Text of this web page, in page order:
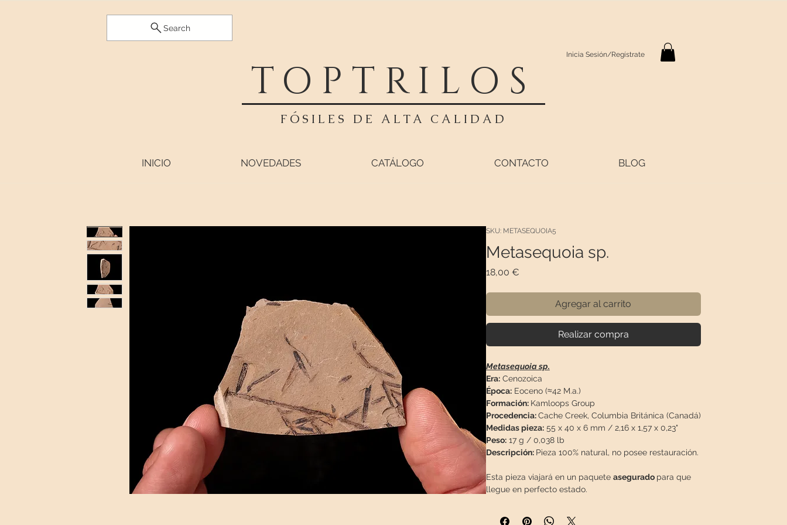
Search
TOPTRILOS
FÓSILES DE ALTA CALIDAD
Inicia Sesión/Regístrate
INICIO NOVEDADES CATÁLOGO CONTACTO BLOG
SKU: METASEQUOIA5
Metasequoia sp.
18,00 €Precio
Agregar al carrito
Realizar compra
Metasequoia sp.
Era:Cenozoica
Época:Eoceno (≈42 M.a.)
Formación: Kamloops Group
Procedencia:Cache Creek, Columbia Británica (Canadá)
Medidas pieza:55 x 40 x 6 mm / 2,16 x 1,57 x 0,23"
Peso:17 g / 0,038 lb
Descripción: Pieza 100% natural, no posee restauración.
Esta pieza viajará en un paquete asegurado para que
llegue en perfecto estado.